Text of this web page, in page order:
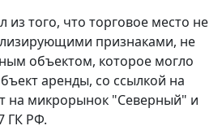
из того, что торговое место не
признаками, не
объектом, которое могло
аренды, со ссылкой на
на микрорынок "Северный" и
ГК РФ.